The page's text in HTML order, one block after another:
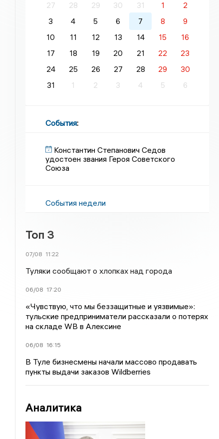
27
28 29 30 31 1
2
3
4 5 6 7 8
9
10
11 12 13 14 15
16
17
18 19 20 21 22
23
24
25 26 27 28 29
30
31
1 2 3 4 5 6
События:
Константин Степанович Седов
удостоен звания Героя Советского
Союза
События недели
Топ 3
07/08 11:22
Туляки сообщают о хлопках над города
06/08 17:20
«Чувствую, что мы беззащитные и уязвимые»:
тульские предприниматели рассказали о потерях
на складе WB в Алексине
06/08 16:15
В Туле бизнесмены начали массово продавать
пункты выдачи заказов Wildberries
Аналитика